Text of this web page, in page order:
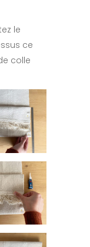
le
ce
colle